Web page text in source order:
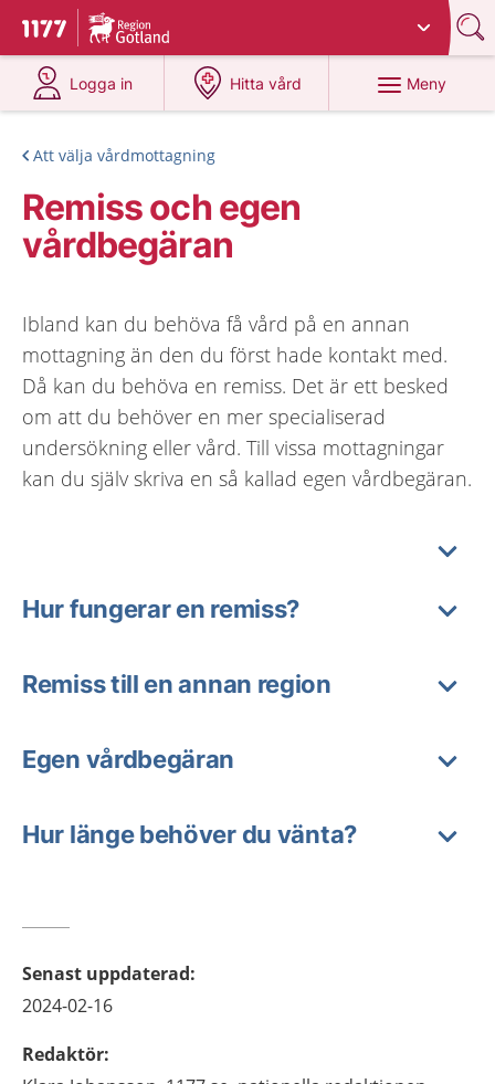
Till startsidan för 1177
Du har valt region
Logga in
på 1177.se
Hitta vård
på 1177.se
Meny
Att välja vårdmottagning
Remiss och egen
vårdbegäran
Ibland kan du behöva få vård på en annan
mottagning än den du först hade kontakt med.
Då kan du behöva en remiss. Det är ett besked
om att du behöver en mer specialiserad
undersökning eller vård. Till vissa mottagningar
kan du själv skriva en så kallad egen vårdbegäran.
Hur fungerar en remiss?
Remiss till en annan region
Egen vårdbegäran
Hur länge behöver du vänta?
Senast uppdaterad:
2024-02-16
Redaktör: